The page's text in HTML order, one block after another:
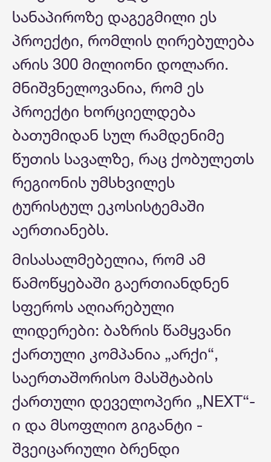
სანაპიროზე დაგეგმილი ეს
პროექტი, რომლის ღირებულება
არის 300 მილიონი დოლარი.
მნიშვნელოვანია, რომ ეს
პროექტი ხორციელდება
ბათუმიდან სულ რამდენიმე
წუთის სავალზე, რაც ქობულეთს
რეგიონის უმსხვილეს
ტურისტულ ეკოსისტემაში
აერთიანებს.
მისასალმებელია, რომ ამ
წამოწყებაში გაერთიანდნენ
სფეროს აღიარებული
ლიდერები: ბაზრის წამყვანი
ქართული კომპანია „არქი“,
საერთაშორისო მასშტაბის
ქართული დეველოპერი „NEXT“-
ი და მსოფლიო გიგანტი -
შვეიცარიული ბრენდი